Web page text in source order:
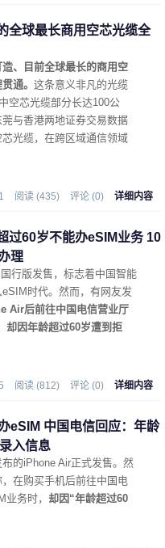
全球最长商用空芯光缆全
、目前全球最长的商用空
通。 这条意义非凡的光缆
空芯光缆部分长达100公
与香港两地证券交易数据
光缆，在跨区域通信领域
阅读 (435) 评论 (0) 详细内容
过60岁不能办eSIM业务 10
理
行版发售，标志着中国智能
时代。然而，有网友发
Air后前往中国电信营业厅
却因年龄超过60岁遭到拒
阅读 (812) 评论 (0) 详细内容
eSIM 中国电信回应：年龄
入信息
的iPhone Air正式发售。然
在购买手机后前往中国电
务时， 却因“年龄超过60